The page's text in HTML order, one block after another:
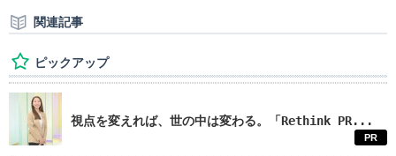
関連記事
ピックアップ
視点を変えれば、世の中は変わる。「Rethink PR...
PR